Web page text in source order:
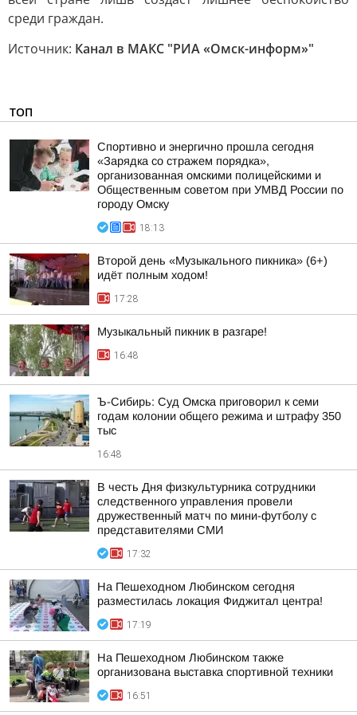
среди граждан.
Источник: Канал в МАКС "РИА «Омск-информ»"
ТОП
Спортивно и энергично прошла сегодня
«Зарядка со стражем порядка»,
организованная омскими полицейскими и
Общественным советом при УМВД России по
городу Омску
18:13
Второй день «Музыкального пикника» (6+)
идёт полным ходом!
17:28
Музыкальный пикник в разгаре!
16:48
Ъ-Сибирь: Суд Омска приговорил к семи
годам колонии общего режима и штрафу 350
тыс
16:48
В честь Дня физкультурника сотрудники
следственного управления провели
дружественный матч по мини-футболу с
представителями СМИ
17:32
На Пешеходном Любинском сегодня
разместилась локация Фиджитал центра!
17:19
На Пешеходном Любинском также
организована выставка спортивной техники
16:51